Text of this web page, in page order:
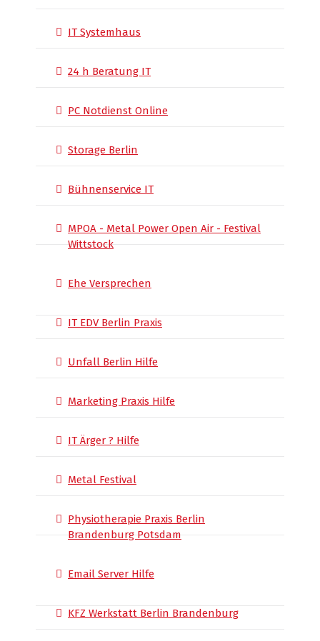
IT Systemhaus
24 h Beratung IT
PC Notdienst Online
Storage Berlin
Bühnenservice IT
MPOA - Metal Power Open Air - Festival
Wittstock
Ehe Versprechen
IT EDV Berlin Praxis
Unfall Berlin Hilfe
Marketing Praxis Hilfe
IT Ärger ? Hilfe
Metal Festival
Physiotherapie Praxis Berlin
Brandenburg Potsdam
Email Server Hilfe
KFZ Werkstatt Berlin Brandenburg